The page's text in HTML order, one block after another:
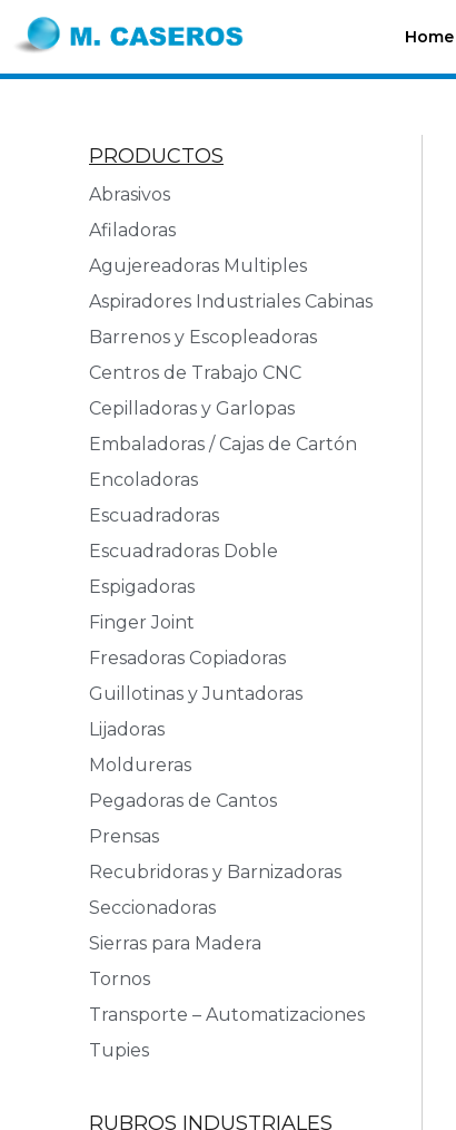
Home
PRODUCTOS
Abrasivos
Afiladoras
Agujereadoras Multiples
Aspiradores Industriales Cabinas
Barrenos y Escopleadoras
Centros de Trabajo CNC
Cepilladoras y Garlopas
Embaladoras / Cajas de Cartón
Encoladoras
Escuadradoras
Escuadradoras Doble
Espigadoras
Finger Joint
Fresadoras Copiadoras
Guillotinas y Juntadoras
Lijadoras
Moldureras
Pegadoras de Cantos
Prensas
Recubridoras y Barnizadoras
Seccionadoras
Sierras para Madera
Tornos
Transporte – Automatizaciones
Tupies
RUBROS INDUSTRIALES